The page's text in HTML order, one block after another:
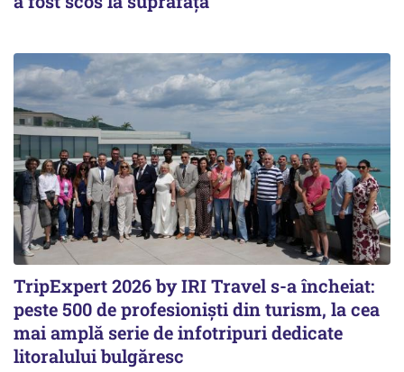
TripExpert 2026 by IRI Travel s-a încheiat:
peste 500 de profesioniști din turism, la cea
mai amplă serie de infotripuri dedicate
litoralului bulgăresc